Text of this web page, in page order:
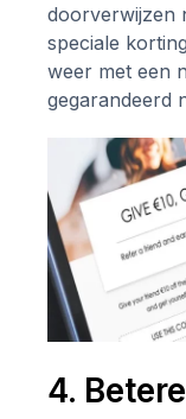
doorverwijzen
speciale
weer met een
gegarandeerd
4. Betere